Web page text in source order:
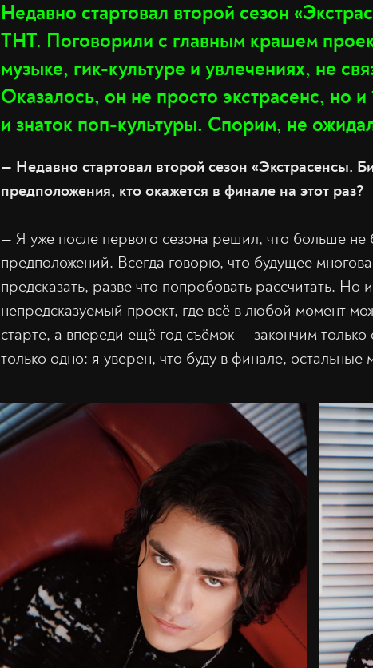
Недавно стартовал второй сезон
ТНТ. Поговорили с главным крашем
музыке, гик-культуре и увлечениях, не
Оказалось, он не просто экстрасенс, но
и знаток поп-культуры. Спорим, не
— Недавно стартовал второй сезон «Экстрасенсы.
предположения, кто окажется в финале на этот раз?
— Я уже после первого сезона решил, что больше не
предположений. Всегда говорю, что будущее
предсказать, разве что попробовать рассчитать. Но
непредсказуемый проект, где всё в любой момент
старте, а впереди ещё год съёмок — закончим
только одно: я уверен, что буду в финале,